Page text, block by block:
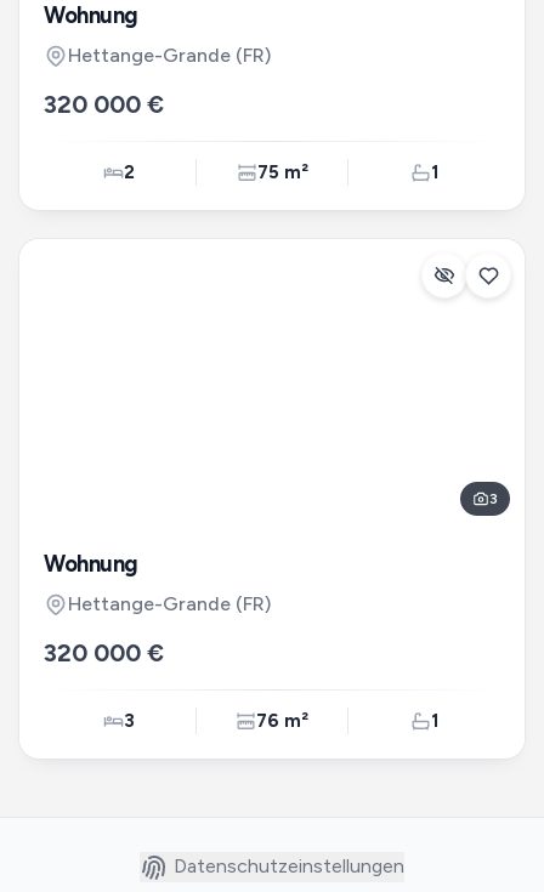
Wohnung
Hettange-Grande (FR)
320 000 €
2 75 m² 1
3
Wohnung
Hettange-Grande (FR)
320 000 €
3 76 m² 1
Datenschutzeinstellungen